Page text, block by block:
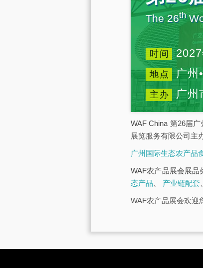
The 26th
时间
地点 广州
主办 广州
WAF China 第26届
展览服务有限公司主
广州国际生态农产品
WAF农产品展会展
态产品
产业链配套
WAF农产品展会欢迎